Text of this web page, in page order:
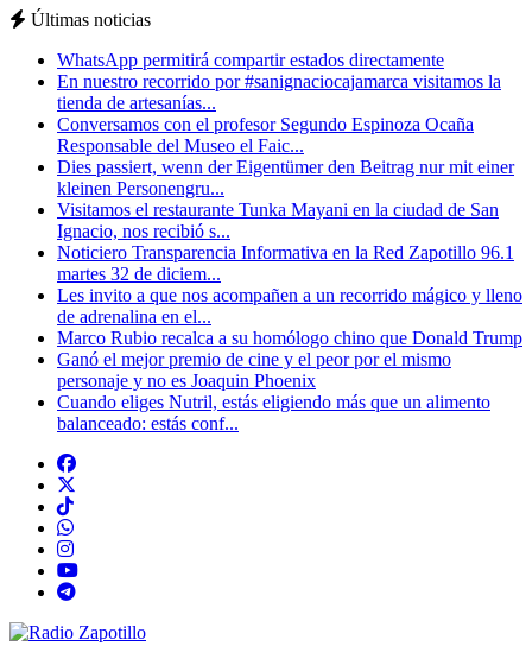
Últimas noticias
WhatsApp permitirá compartir estados directamente
En nuestro recorrido por #sanignaciocajamarca visitamos la
tienda de artesanías...
Conversamos con el profesor Segundo Espinoza Ocaña
Responsable del Museo el Faic...
Dies passiert, wenn der Eigentümer den Beitrag nur mit einer
kleinen Personengru...
Visitamos el restaurante Tunka Mayani en la ciudad de San
Ignacio, nos recibió s...
Noticiero Transparencia Informativa en la Red Zapotillo 96.1
martes 32 de diciem...
Les invito a que nos acompañen a un recorrido mágico y lleno
de adrenalina en el...
Marco Rubio recalca a su homólogo chino que Donald Trump
Ganó el mejor premio de cine y el peor por el mismo
personaje y no es Joaquin Phoenix
Cuando eliges Nutril, estás eligiendo más que un alimento
balanceado: estás conf...